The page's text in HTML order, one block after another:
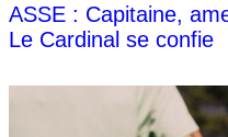
ASSE : Capitaine,
Le Cardinal se confie